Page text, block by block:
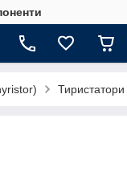
Тиристатори